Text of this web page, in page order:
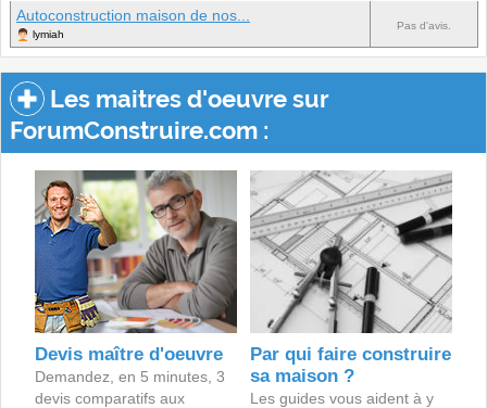
Autoconstruction maison de nos...
lymiah
Pas d'avis.
Les maitres d'oeuvre sur
ForumConstruire.com :
Devis maître d'oeuvre
Demandez, en 5 minutes, 3
devis comparatifs aux
Par qui faire construire
sa maison ?
Les guides vous aident à y